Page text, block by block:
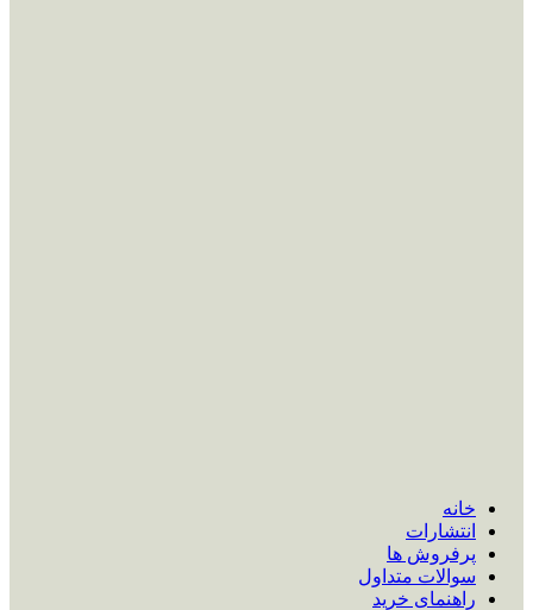
خانه
انتشارات
پرفروش ها
سوالات متداول
راهنمای خرید